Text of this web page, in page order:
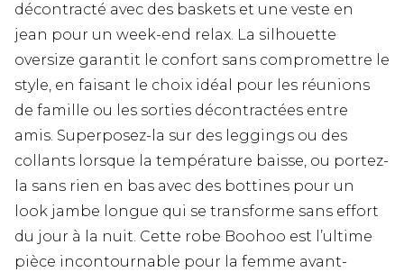
décontracté avec des baskets et une veste en
jean pour un week-end relax. La silhouette
oversize garantit le confort sans compromettre le
style, en faisant le choix idéal pour les réunions
de famille ou les sorties décontractées entre
amis. Superposez-la sur des leggings ou des
collants lorsque la température baisse, ou portez-
la sans rien en bas avec des bottines pour un
look jambe longue qui se transforme sans effort
du jour à la nuit. Cette robe Boohoo est l’ultime
pièce incontournable pour la femme avant-